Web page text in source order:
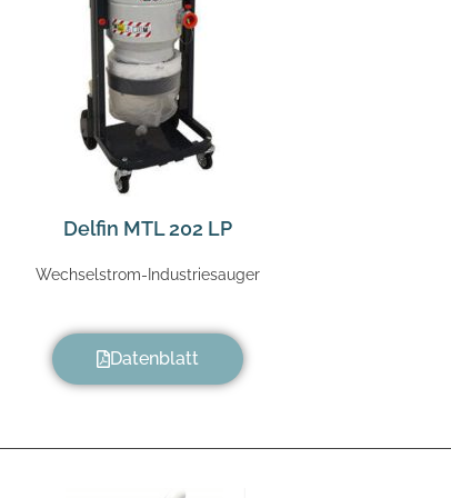
Delfin MTL 202 LP
Wechselstrom-Industriesauger
Datenblatt